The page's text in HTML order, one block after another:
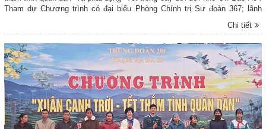
Tham dự Chương trình có đại biểu Phòng Chính trị Sư đoàn 367; lãnh
trang địa phương; cùng đông đảo cán bộ, chiến sĩ Trạm Ra đa 17, đoàn
Chơn Thành và xã Nha Bích thuộc tỉnh Đồng Nai.
Chi tiết